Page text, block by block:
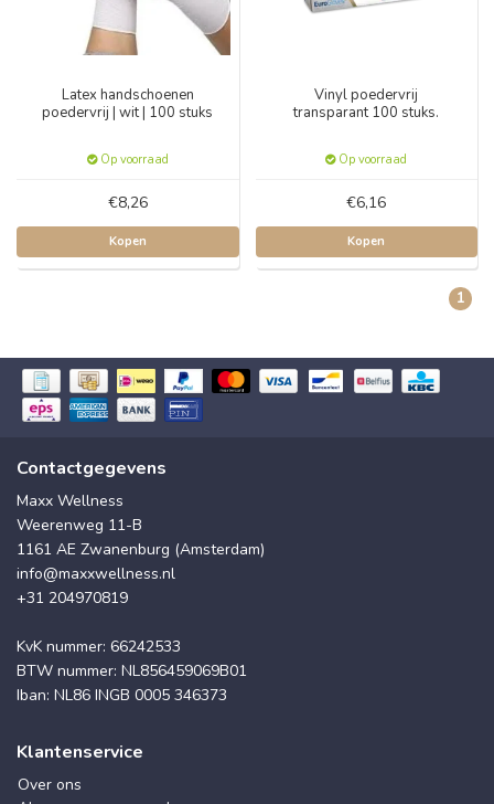
Latex handschoenen
poedervrij | wit | 100 stuks
Op voorraad
€8,26
Kopen
Vinyl poedervrij
transparant 100 stuks.
Op voorraad
€6,16
Kopen
1
Contactgegevens
Maxx Wellness
Weerenweg 11-B
1161 AE Zwanenburg (Amsterdam)
info@maxxwellness.nl
+31 204970819
KvK nummer: 66242533
BTW nummer: NL856459069B01
Iban: NL86 INGB 0005 346373
Klantenservice
Over ons